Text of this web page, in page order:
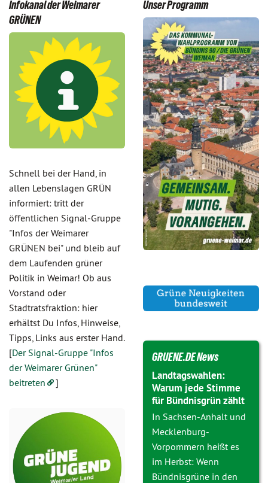
Infokanal der Weimarer
GRÜNEN
Schnell bei der Hand, in
allen Lebenslagen GRÜN
informiert: tritt der
öffentlichen Signal-Gruppe
"Infos der Weimarer
GRÜNEN bei" und bleib auf
dem Laufenden grüner
Politik in Weimar! Ob aus
Vorstand oder
Stadtratsfraktion: hier
erhältst Du Infos, Hinweise,
Tipps, Links aus erster Hand.
[Der Signal-Gruppe "Infos
der Weimarer Grünen"
beitreten
]
Unser Programm
GRUENE.DE News
Landtagswahlen:
Warum jede Stimme
für Bündnisgrün zählt
In Sachsen-Anhalt und
Mecklenburg-
Vorpommern heißt es
im Herbst: Wenn
Bündnisgrüne in den